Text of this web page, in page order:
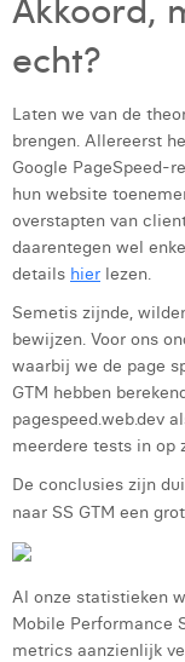
echt?
Laten we van de
brengen. Allereerst
Google PageSpeed-
hun website
overstapten van
daarentegen wel
details hier lezen.
Semetis zijnde,
bewijzen. Voor ons
waarbij we de page
GTM hebben
pagespeed.web.dev
meerdere tests in op
De conclusies zijn
naar SS GTM een
Al onze statistieken
Mobile Performance
metrics aanzienlijk